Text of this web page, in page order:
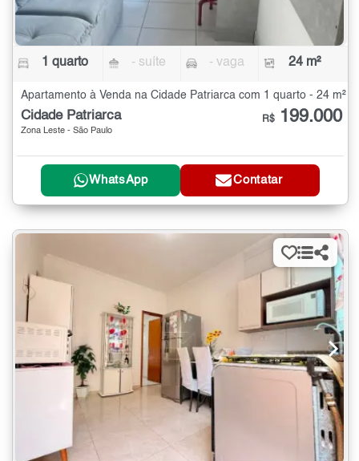
1 quarto - suíte - vaga 24 m²
Apartamento à Venda na Cidade Patriarca com 1 quarto - 24 m²
Cidade Patriarca
Zona Leste - São Paulo
R$ 199.000
WhatsApp Contatar